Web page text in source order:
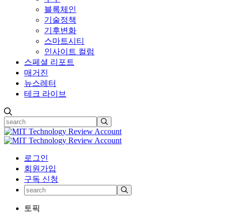
블록체인
기술정책
기후변화
스마트시티
인사이트 컬럼
스페셜 리포트
매거진
뉴스레터
테크 라이브
로그인
회원가입
구독 신청
토픽